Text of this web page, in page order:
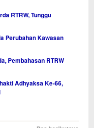
RTRW, Tunggu
Perubahan Kawasan
Pembahasan RTRW
Adhyaksa Ke-66,